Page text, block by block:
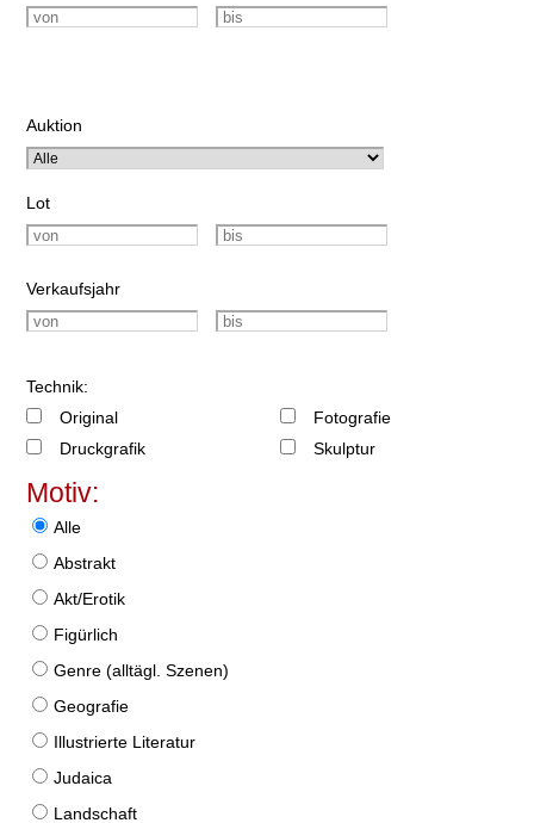
Auktion
Lot
Verkaufsjahr
Technik:
Original
Druckgrafik
Fotografie
Skulptur
Motiv:
Alle
Abstrakt
Akt/Erotik
Figürlich
Genre (alltägl. Szenen)
Geografie
Illustrierte Literatur
Judaica
Landschaft